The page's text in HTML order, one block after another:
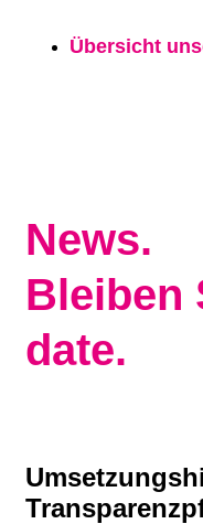
Übersicht
News.
Bleiben
date.